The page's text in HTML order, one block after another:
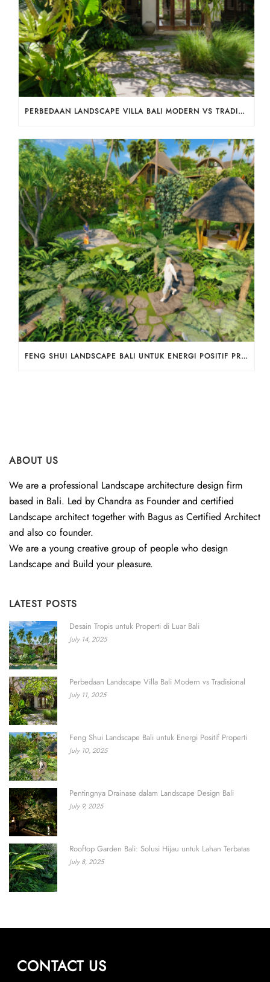
PERBEDAAN LANDSCAPE VILLA BALI MODERN VS TRADISIONAL
FENG SHUI LANDSCAPE BALI UNTUK ENERGI POSITIF PROPERTI
ABOUT US
We are a professional Landscape architecture design firm
based in Bali. Led by Chandra as Founder and certified
Landscape architect together with Bagus as Certified Architect
and also co founder.
We are a young creative group of people who design
Landscape and Build your pleasure.
LATEST POSTS
Desain Tropis untuk Properti di Luar Bali
July 14, 2025
Perbedaan Landscape Villa Bali Modern vs Tradisional
July 11, 2025
Feng Shui Landscape Bali untuk Energi Positif Properti
July 10, 2025
Pentingnya Drainase dalam Landscape Design Bali
July 9, 2025
Rooftop Garden Bali: Solusi Hijau untuk Lahan Terbatas
July 8, 2025
CONTACT US